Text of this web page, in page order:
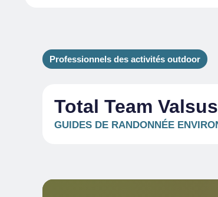
Professionnels des activités outdoor
Total Team
GUIDES DE RANDONNÉE